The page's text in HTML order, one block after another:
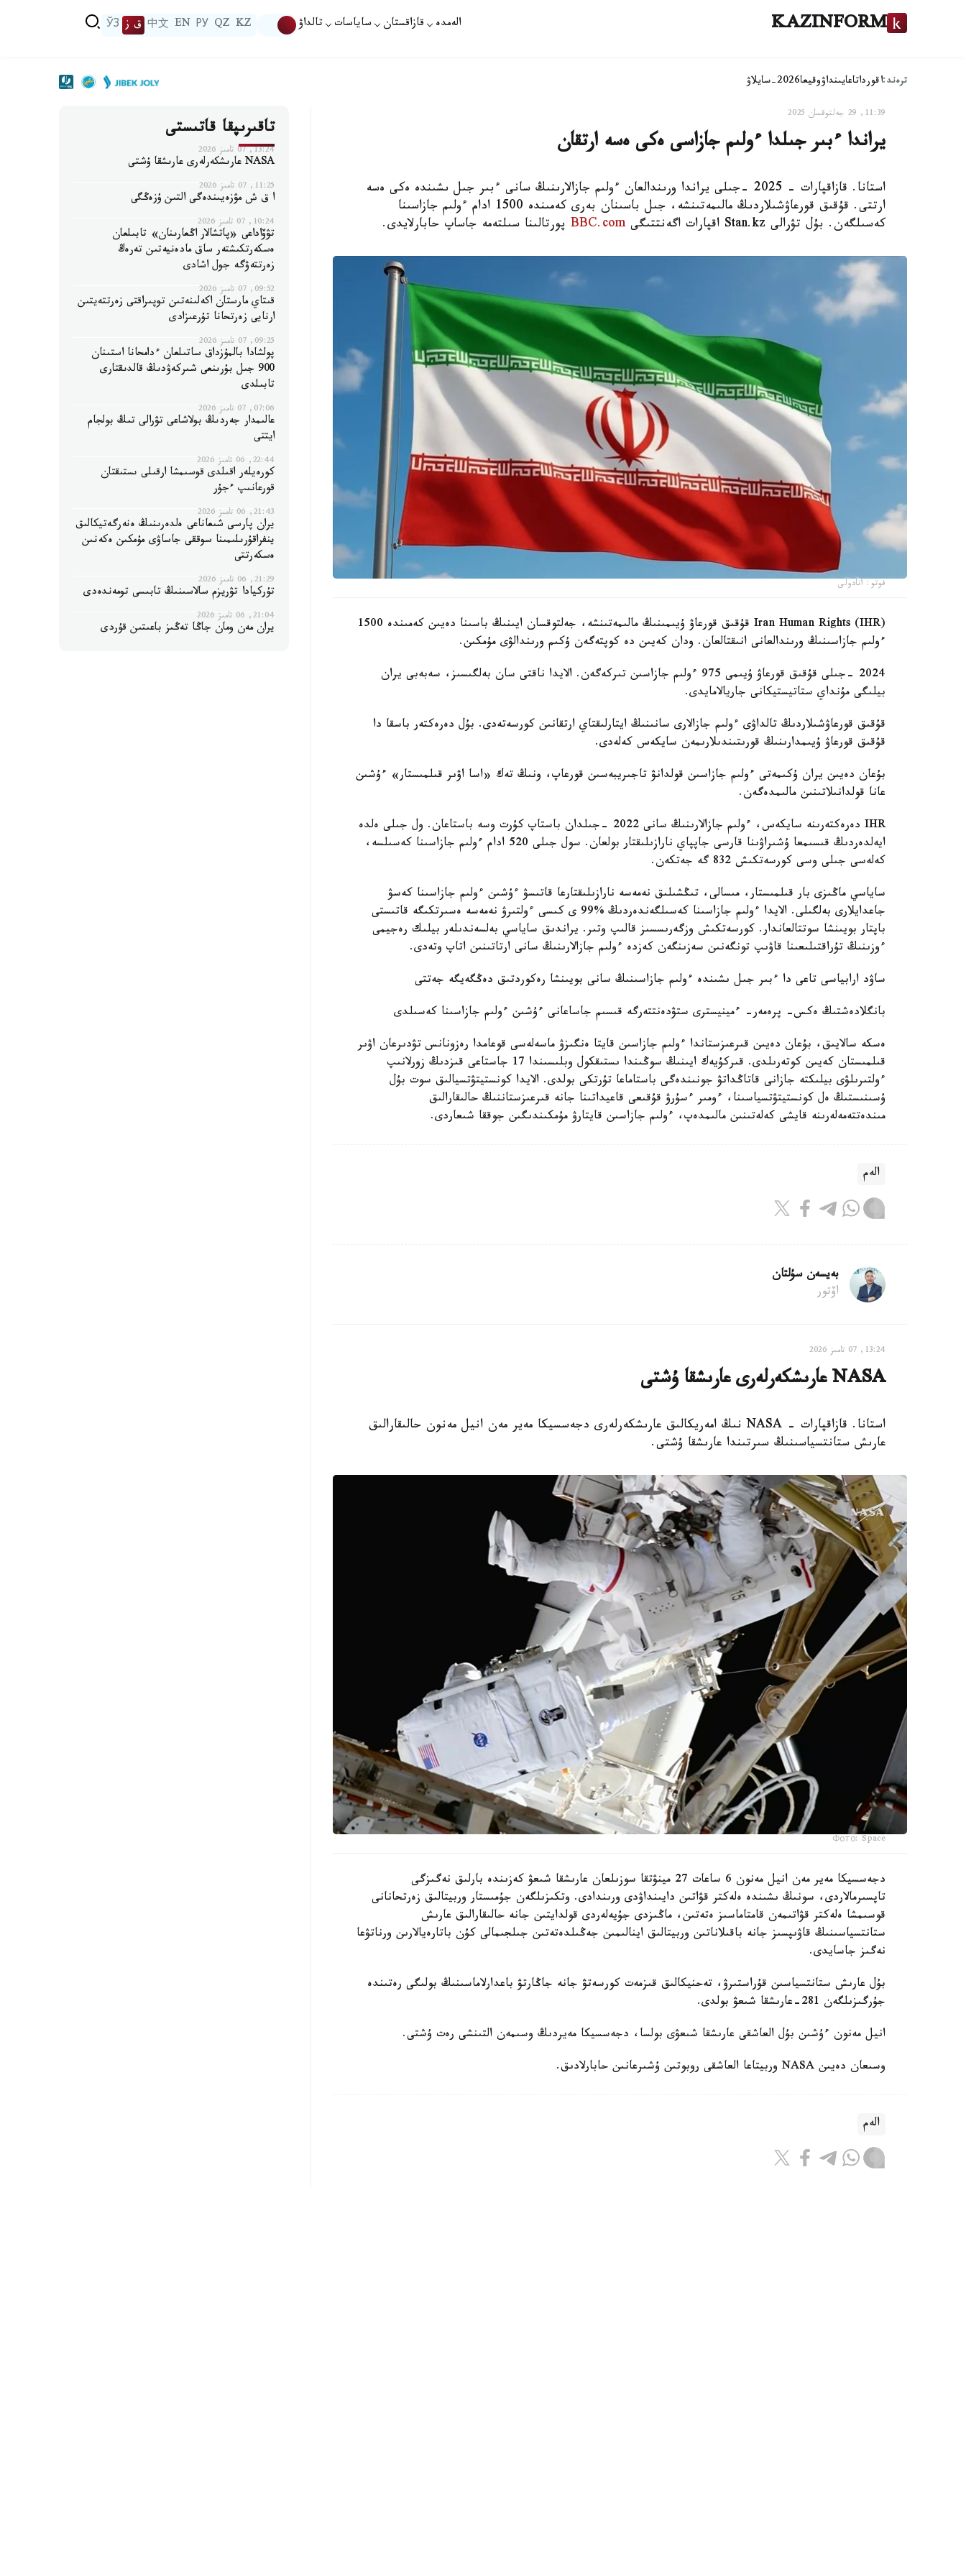
KAZINFORM الەمدە قازاقستان ساياسات تالداۋ KZ
QZ
РУ
EN
中文 ق ز ЎЗ
ترەند:اقورداتاعايىنداۋوقيعا2026-سايلاۋ
11:39, 29 جەلتوقسان 2025
يراندا ءبىر جىلدا ءولىم جازاسى ەكى ەسە ارتقان
استانا. قازاقپارات - 2025 -جىلى يراندا ورىندالعان ءولىم جازالارىنىڭ سانى ءبىر جىل ىشىندە ەكى ەسە
ارتتى. قۇقىق قورعاۋشىلاردىڭ مالىمەتىنشە، جىل باسىنان بەرى كەمىندە 1500 ادام ءولىم جازاسىنا
كەسىلگەن. بۇل تۋرالى Stan.kz اقپارات اگەنتتىگى
BBC.com پورتالىنا سىلتەمە جاساپ حابارلايدى.
فوتو: انادولى
Iran Human Rights (IHR) قۇقىق قورعاۋ ۇيىمىنىڭ مالىمەتىنشە، جەلتوقسان ايىنىڭ باسىنا دەيىن كەمىندە 1500
ءولىم جازاسىنىڭ ورىندالعانى انىقتالعان. ودان كەيىن دە كوپتەگەن ۇكىم ورىندالۋى مۇمكىن.
2024 -جىلى قۇقىق قورعاۋ ۇيىمى 975 ءولىم جازاسىن تىركەگەن. الايدا ناقتى سان بەلگىسىز، سەبەبى يران
بيلىگى مۇنداي ستاتيستيكانى جاريالامايدى.
قۇقىق قورعاۋشىلاردىڭ تالداۋى ءولىم جازالارى سانىنىڭ ايتارلىقتاي ارتقانىن كورسەتەدى. بۇل دەرەكتەر باسقا دا
قۇقىق قورعاۋ ۇيىمدارىنىڭ قورىتىندىلارىمەن سايكەس كەلەدى.
بۇعان دەيىن يران ۇكىمەتى ءولىم جازاسىن قولدانۋ تاجىريبەسىن قورعاپ، ونىڭ تەك «اسا اۋىر قىلمىستار» ءۇشىن
عانا قولدانىلاتىنىن مالىمدەگەن.
IHR دەرەكتەرىنە سايكەس، ءولىم جازالارىنىڭ سانى 2022 -جىلدان باستاپ كۇرت وسە باستاعان. ول جىلى ەلدە
ايەلدەردىڭ قىسىمعا ۇشىراۋىنا قارسى جاپپاي نارازىلىقتار بولعان. سول جىلى 520 ادام ءولىم جازاسىنا كەسىلسە،
كەلەسى جىلى وسى كورسەتكىش 832 گە جەتكەن.
ساياسي ماڭىزى بار قىلمىستار، مىسالى، تىڭشىلىق نەمەسە نارازىلىقتارعا قاتىسۋ ءۇشىن ءولىم جازاسىنا كەسۋ
جاعدايلارى بەلگىلى. الايدا ءولىم جازاسىنا كەسىلگەندەردىڭ %99 ى كىسى ءولتىرۋ نەمەسە ەسىرتكىگە قاتىستى
باپتار بويىنشا سوتتالعاندار. كورسەتكىش وزگەرىسسىز قالىپ وتىر. يراندىق ساياسي بەلسەندىلەر بيلىك رەجيمى
ءوزىنىڭ تۇراقتىلىعىنا قاۋىپ تونگەنىن سەزىنگەن كەزدە ءولىم جازالارىنىڭ سانى ارتاتىنىن اتاپ وتەدى.
ساۋد ارابياسى تاعى دا ءبىر جىل ىشىندە ءولىم جازاسىنىڭ سانى بويىنشا رەكوردتىق دەڭگەيگە جەتتى
بانگلادەشتىڭ ەكس- پرەمەر- ءمينيسترى ستۋدەنتتەرگە قىسىم جاساعانى ءۇشىن ءولىم جازاسىنا كەسىلدى
ەسكە سالايىق، بۇعان دەيىن قىرعىزستاندا ءولىم جازاسىن قايتا ەنگىزۋ ماسەلەسى قوعامدا رەزونانس تۋدىرعان اۋىر
قىلمىستان كەيىن كوتەرىلدى. قىركۇيەك ايىنىڭ سوڭىندا ىستىقكول وبلىسىندا 17 جاستاعى قىزدىڭ زورلانىپ
ءولتىرىلۋى بيلىكتە جازانى قاتاڭداتۋ جونىندەگى باستاماعا تۇرتكى بولدى. الايدا كونستيتۋتسيالىق سوت بۇل
ۇسىنىستىڭ ەل كونستيتۋتسياسىنا، ءومىر ءسۇرۋ قۇقىعى قاعيداتىنا جانە قىرعىزستاننىڭ حالىقارالىق
مىندەتتەمەلەرىنە قايشى كەلەتىنىن مالىمدەپ، ءولىم جازاسىن قايتارۋ مۇمكىندىگىن جوققا شىعاردى.
الەم
بەيسەن سۇلتان
اۆتور
13:24, 07 تامىز 2026
NASA عارىشكەرلەرى عارىشقا ۇشتى
استانا. قازاقپارات - NASA نىڭ امەريكالىق عارىشكەرلەرى دجەسسيكا مەير مەن انيل مەنون حالىقارالىق
عارىش ستانتسياسىنىڭ سىرتىندا عارىشقا ۇشتى.
Фото: Space
دجەسسيكا مەير مەن انيل مەنون 6 ساعات 27 مينۋتقا سوزىلعان عارىشقا شىعۋ كەزىندە بارلىق نەگىزگى
تاپسىرمالاردى، سونىڭ ىشىندە ەلەكتر قۋاتىن دايىنداۋدى ورىندادى. وتكىزىلگەن جۇمىستار وربيتالىق زەرتحانانى
قوسىمشا ەلەكتر قۋاتىمەن قامتاماسىز ەتەتىن، ماڭىزدى جۇيەلەردى قولدايتىن جانە حالىقارالىق عارىش
ستانتسياسىنىڭ قاۋىپسىز جانە باقىلاناتىن وربيتالىق اينالىمىن جەڭىلدەتەتىن جىلجىمالى كۇن باتارەيالارىن ورناتۋعا
نەگىز جاسايدى.
بۇل عارىش ستانتسياسىن قۇراستىرۋ، تەحنيكالىق قىزمەت كورسەتۋ جانە جاڭارتۋ باعدارلاماسىنىڭ بولىگى رەتىندە
جۇرگىزىلگەن 281-عارىشقا شىعۋ بولدى.
انيل مەنون ءۇشىن بۇل العاشقى عارىشقا شىعۋى بولسا، دجەسسيكا مەيردىڭ وسىمەن التىنشى رەت ۇشتى.
وسىعان دەيىن NASA وربيتاعا العاشقى روبوتىن ۇشىرعانىن حابارلادىق.
الەم
تاقىرىپقا قاتىستى
13:24, 07 تامىز 2026
NASA عارىشكەرلەرى عارىشقا ۇشتى
11:25, 07 تامىز 2026
ا ق ش مۋزەيىندەگى التىن ۇزەڭگى
10:24, 07 تامىز 2026
تۋۆاداعى «پاتشالار اڭعارىنان» تابىلعان
ەسكەرتكىشتەر ساق مادەنيەتىن تەرەڭ
زەرتتەۋگە جول اشادى
09:52, 07 تامىز 2026
قىتاي مارستان اكەلىنەتىن توپىراقتى زەرتتەيتىن
ارنايى زەرتحانا تۇرعىزادى
09:25, 07 تامىز 2026
پولشادا بالمۇزداق ساتىلعان ءدامحانا استىنان
900 جىل بۇرىنعى شىركەۋدىڭ قالدىقتارى
تابىلدى
07:06, 07 تامىز 2026
عالىمدار جەردىڭ بولاشاعى تۋرالى تىڭ بولجام
ايتتى
22:44, 06 تامىز 2026
كورەيلەر اقىلدى قوسىمشا ارقىلى ىستىقتان
قورعانىپ ءجۇر
21:43, 06 تامىز 2026
يران پارسى شىعاناعى ەلدەرىنىڭ ەنەرگەتيكالىق
ينفراقۇرىلىمىنا سوققى جاساۋى مۇمكىن ەكەنىن
ەسكەرتتى
21:29, 06 تامىز 2026
تۇركيادا تۋريزم سالاسىنىڭ تابىسى تومەندەدى
21:04, 06 تامىز 2026
يران مەن ومان جاڭا تەڭىز باعىتىن قۇردى